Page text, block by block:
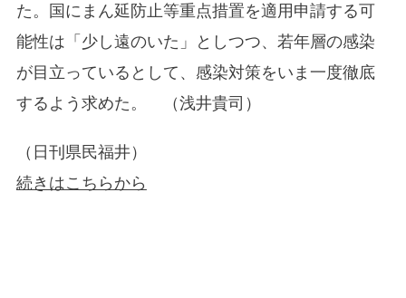
た。国にまん延防止等重点措置を適用申請する可
能性は「少し遠のいた」としつつ、若年層の感染
が目立っているとして、感染対策をいま一度徹底
するよう求めた。 （浅井貴司）
（日刊県民福井）
続きはこちらから